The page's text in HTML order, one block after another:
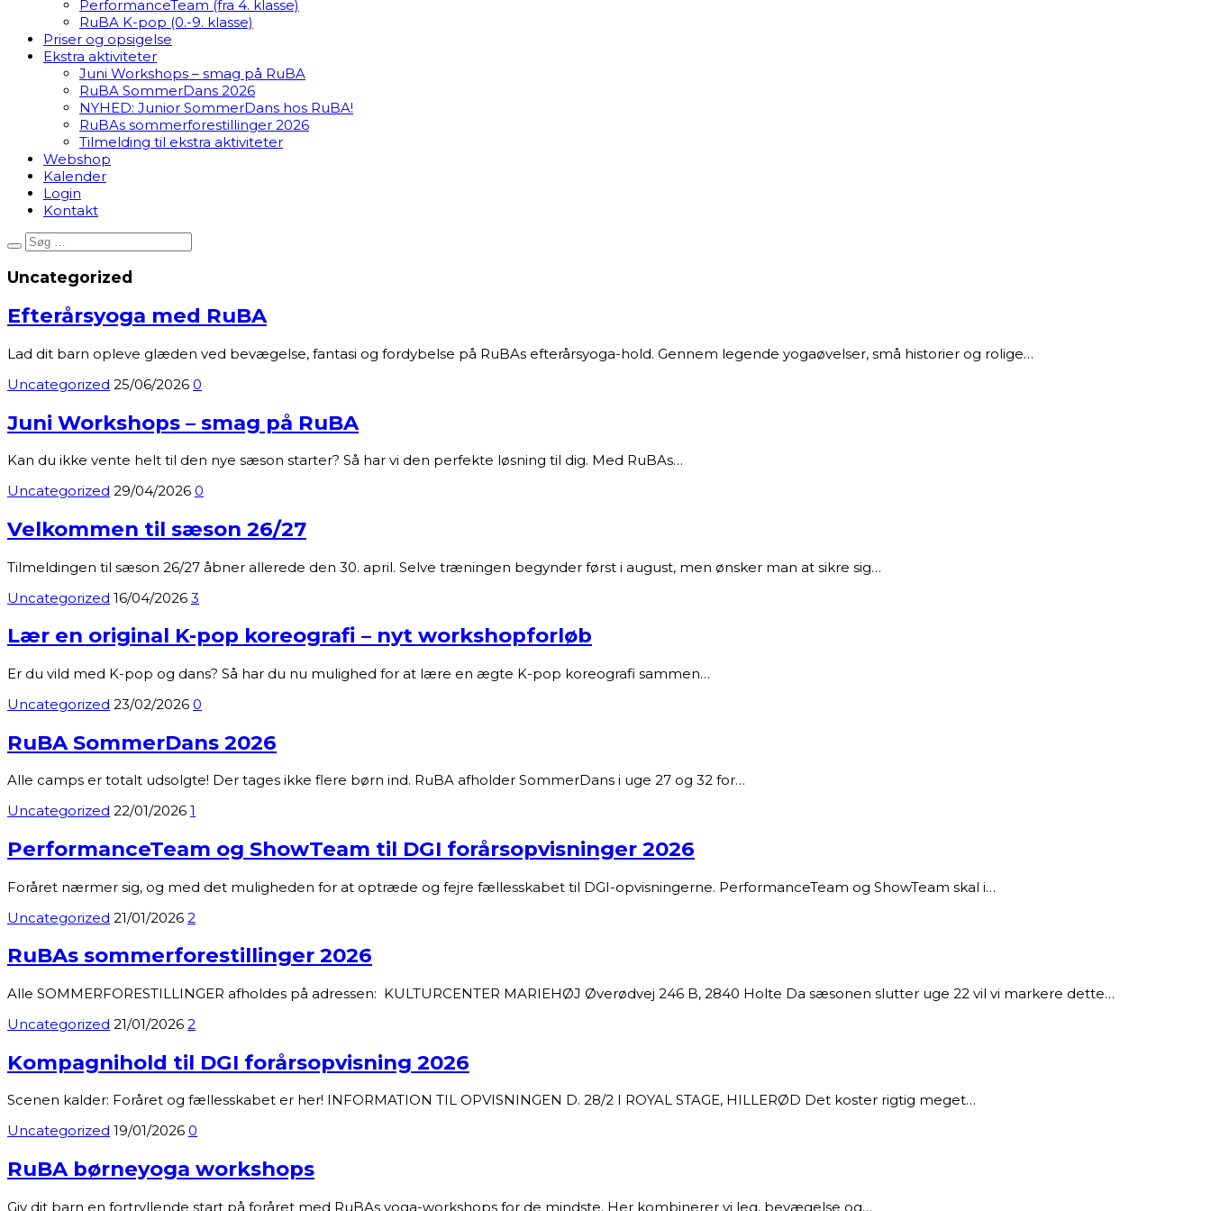
PerformanceTeam (fra 4. klasse)
RuBA K-pop (0.-9. klasse)
Priser og opsigelse
Ekstra aktiviteter
Juni Workshops – smag på RuBA
RuBA SommerDans 2026
NYHED: Junior SommerDans hos RuBA!
RuBAs sommerforestillinger 2026
Tilmelding til ekstra aktiviteter
Webshop
Kalender
Login
Kontakt
Uncategorized
Efterårsyoga med RuBA
Lad dit barn opleve glæden ved bevægelse, fantasi og fordybelse på RuBAs efterårsyoga-hold. Gennem legende yogaøvelser, små historier og rolige…
Uncategorized 25/06/2026 0
Juni Workshops – smag på RuBA
Kan du ikke vente helt til den nye sæson starter? Så har vi den perfekte løsning til dig. Med RuBAs…
Uncategorized 29/04/2026 0
Velkommen til sæson 26/27
Tilmeldingen til sæson 26/27 åbner allerede den 30. april. Selve træningen begynder først i august, men ønsker man at sikre sig…
Uncategorized 16/04/2026 3
Lær en original K-pop koreografi – nyt workshopforløb
Er du vild med K-pop og dans? Så har du nu mulighed for at lære en ægte K-pop koreografi sammen…
Uncategorized 23/02/2026 0
RuBA SommerDans 2026
Alle camps er totalt udsolgte! Der tages ikke flere børn ind. RuBA afholder SommerDans i uge 27 og 32 for…
Uncategorized 22/01/2026 1
PerformanceTeam og ShowTeam til DGI forårsopvisninger 2026
Foråret nærmer sig, og med det muligheden for at optræde og fejre fællesskabet til DGI-opvisningerne. PerformanceTeam og ShowTeam skal i…
Uncategorized 21/01/2026 2
RuBAs sommerforestillinger 2026
Alle SOMMERFORESTILLINGER afholdes på adressen: KULTURCENTER MARIEHØJ Øverødvej 246 B, 2840 Holte Da sæsonen slutter uge 22 vil vi markere dette…
Uncategorized 21/01/2026 2
Kompagnihold til DGI forårsopvisning 2026
Scenen kalder: Foråret og fællesskabet er her! INFORMATION TIL OPVISNINGEN D. 28/2 I ROYAL STAGE, HILLERØD Det koster rigtig meget…
Uncategorized 19/01/2026 0
RuBA børneyoga workshops
Giv dit barn en fortryllende start på foråret med RuBAs yoga-workshops for de mindste. Her kombinerer vi leg, bevægelse og…